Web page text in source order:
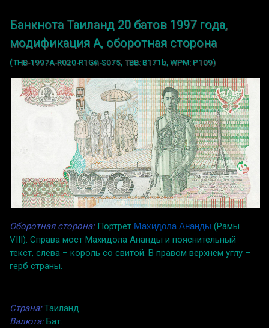
Банкнота Таиланд 20 батов 1997 года,
модификация A, оборотная сторона
(THB-1997A-R020-R1Gต-S075, TBB: B171b, WPM: P109)
Оборотная сторона:Портрет Махидола Ананды (Рамы
VIII). Справа мост Махидола Ананды и пояснительный
текст, слева – король со свитой. В правом верхнем углу –
герб страны.
Страна:Таиланд.
Валюта:Бат.